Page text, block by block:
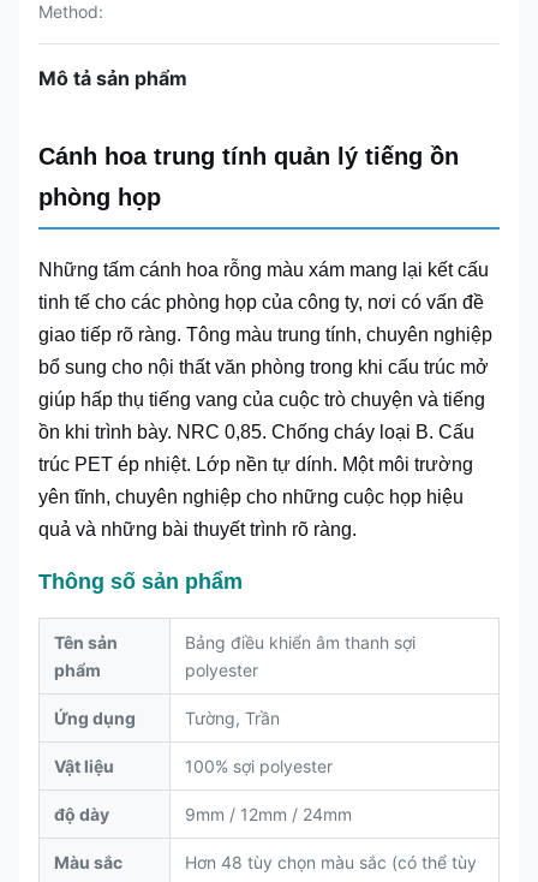
Method:
Mô tả sản phẩm
Cánh hoa trung tính quản lý tiếng ồn
phòng họp
Những tấm cánh hoa rỗng màu xám mang lại kết cấu
tinh tế cho các phòng họp của công ty, nơi có vấn đề
giao tiếp rõ ràng. Tông màu trung tính, chuyên nghiệp
bổ sung cho nội thất văn phòng trong khi cấu trúc mở
giúp hấp thụ tiếng vang của cuộc trò chuyện và tiếng
ồn khi trình bày. NRC 0,85. Chống cháy loại B. Cấu
trúc PET ép nhiệt. Lớp nền tự dính. Một môi trường
yên tĩnh, chuyên nghiệp cho những cuộc họp hiệu
quả và những bài thuyết trình rõ ràng.
Thông số sản phẩm
Tên sản
phẩm
Bảng điều khiển âm thanh sợi
polyester
Ứng dụng Tường, Trần
Vật liệu 100% sợi polyester
độ dày 9mm / 12mm / 24mm
Màu sắc
Hơn 48 tùy chọn màu sắc (có thể tùy